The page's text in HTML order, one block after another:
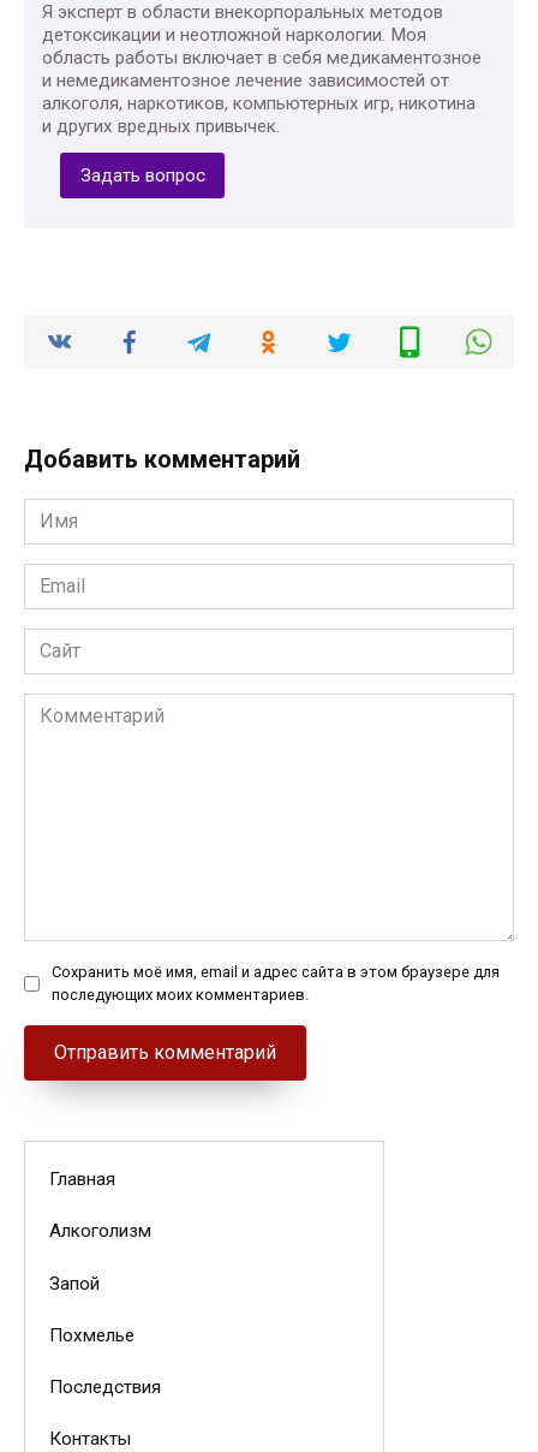
Я эксперт в области внекорпоральных методов
детоксикации и неотложной наркологии. Моя
область работы включает в себя медикаментозное
и немедикаментозное лечение зависимостей от
алкоголя, наркотиков, компьютерных игр, никотина
и других вредных привычек.
Задать вопрос
Добавить комментарий
Имя
*
Email
*
Сайт
Комментарий
Сохранить моё имя, email и адрес сайта в этом браузере для
последующих моих комментариев.
Главная
Алкоголизм
Запой
Похмелье
Последствия
Контакты